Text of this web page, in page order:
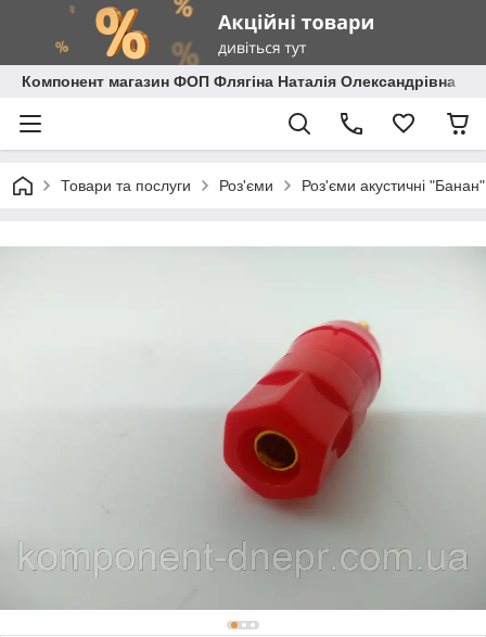
Компонент магазин ФОП Флягіна Наталія Олександрівна
Товари та послуги Роз'єми Роз'єми акустичні "Банан"